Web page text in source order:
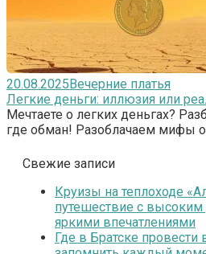
20.08.2025 Вечерние платья
Легкие деньги: иллюзия или
Мечтаете о легких деньгах?
где обман! Разоблачаем мифы
Свежие записи
Круизы на теплоходе
путешествие с
яркими впечатлениями
Где в Братске